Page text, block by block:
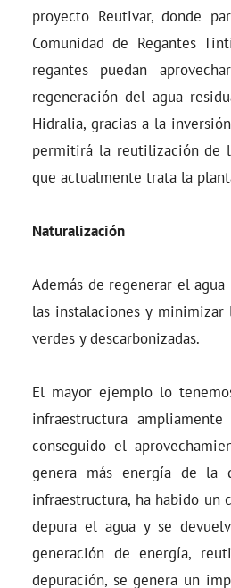
proyecto Reutivar, donde
Comunidad de Regantes
regantes puedan
regeneración del agua
Hidralia, gracias a la
permitirá la reutilización de
que actualmente trata la
Naturalización
Además de regenerar el
las instalaciones y
verdes y descarbonizadas.
El mayor ejemplo lo
infraestructura
conseguido el
genera más energía de la
infraestructura, ha habido un
depura el agua y se
generación de energía,
depuración, se genera un